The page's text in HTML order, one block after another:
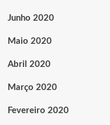
Junho 2020
Maio 2020
Abril 2020
Março 2020
Fevereiro 2020